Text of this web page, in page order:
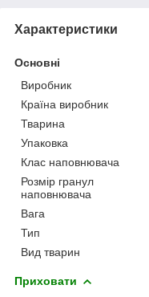
Характеристики
Основні
Виробник
Країна виробник
Тварина
Упаковка
Клас наповнювача
Розмір гранул
наповнювача
Вага
Тип
Вид тварин
Приховати